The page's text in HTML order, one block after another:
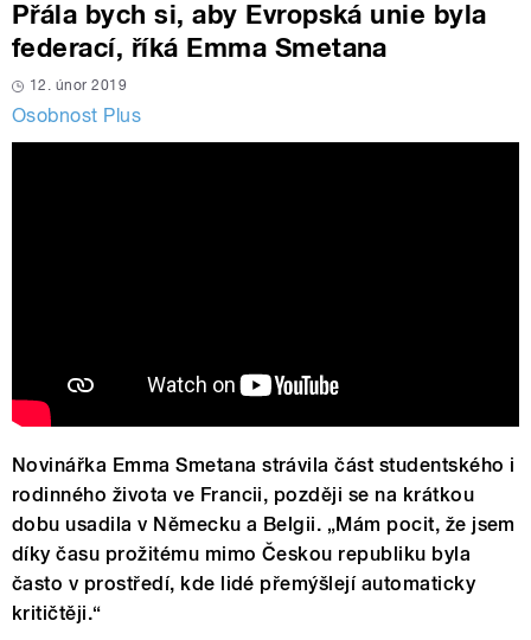
Přála bych si, aby Evropská unie byla
federací, říká Emma Smetana
12. únor 2019
Osobnost Plus
Novinářka Emma Smetana strávila část studentského i
rodinného života ve Francii, později se na krátkou
dobu usadila v Německu a Belgii. „Mám pocit, že jsem
díky času prožitému mimo Českou republiku byla
často v prostředí, kde lidé přemýšlejí automaticky
kritičtěji.“